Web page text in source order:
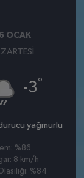
OCAK
-3°
yağmurlu
%86
8 km/h
%84